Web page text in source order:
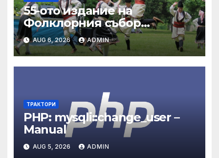
55-ото издание на
Фолклорния събор
„Златната гъдулка“ ще се
проведе на 8 юни в Парка
на младежта
AUG 6, 2026 ADMIN
ТРАКТОРИ
PHP: mysqli::change_user –
Manual
AUG 5, 2026 ADMIN